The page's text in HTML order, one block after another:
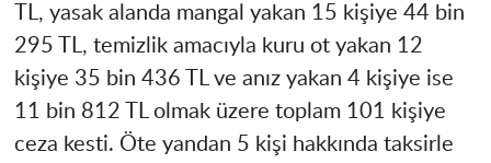
TL, yasak alanda mangal yakan 15 kişiye 44 bin
295 TL, temizlik amacıyla kuru ot yakan 12
kişiye 35 bin 436 TL ve anız yakan 4 kişiye ise
11 bin 812 TL olmak üzere toplam 101 kişiye
ceza kesti. Öte yandan 5 kişi hakkında taksirle